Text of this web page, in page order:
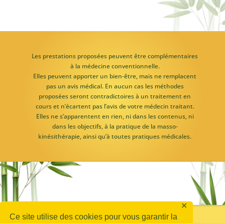
Ce site utilise des cookies pour vous garantir la
✕
Les prestations proposées peuvent être complémentaires
à la médecine conventionnelle.
Elles peuvent apporter un bien-être, mais ne remplacent
pas un avis médical. En aucun cas les méthodes
proposées seront contradictoires à un traitement en
cours et n’écartent pas l’avis de votre médecin traitant.
Elles ne s’apparentent en rien, ni dans les contenus, ni
dans les objectifs, à la pratique de la masso-
kinésithérapie, ainsi qu’à toutes pratiques médicales.
Conditions d’utilisation